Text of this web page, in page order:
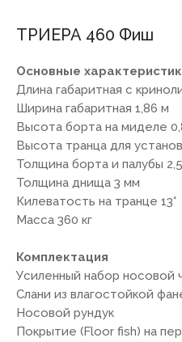
ТРИЕРА 460 Фиш
Основные
Длина габаритная с
Ширина габаритная 1,86 м
Высота борта на миделе
Высота транца для
Толщина борта и палубы
Толщина днища 3 мм
Килеватость на транце 13°
Масса 360 кг
Комплектация
Усиленный набор носовой
Слани из влагостойкой
Носовой рундук
Покрытие (Floor fish) на